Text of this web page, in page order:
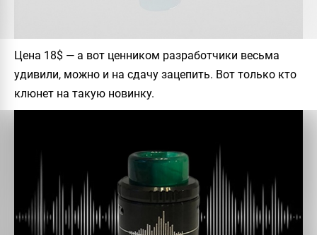
Цена 18$ — а вот ценником разработчики весьма
удивили, можно и на сдачу зацепить. Вот только кто
клюнет на такую новинку.